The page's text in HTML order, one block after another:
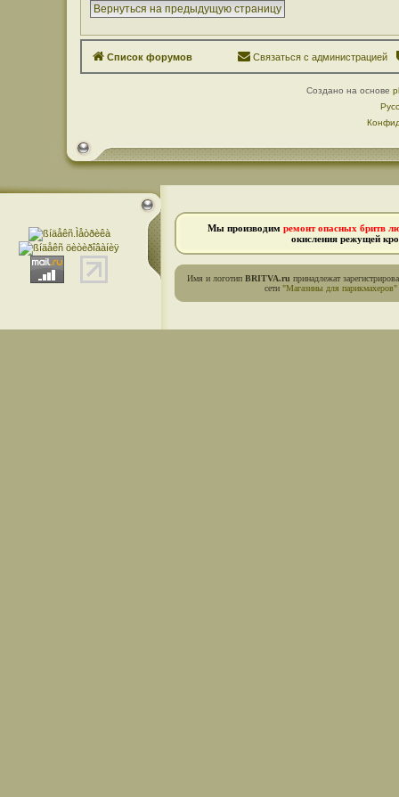
Вернуться на предыдущую страницу
Список форумов Связаться с администрацией
Создано на основе
Мы производим ремонт опасных бритв
окисления режущей
Имя и логотип BRITVA.ru принадлежат
сети "Магазины для парикмахеров"